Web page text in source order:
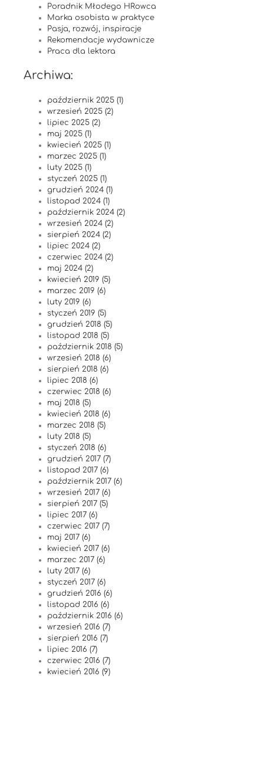
Poradnik Młodego HRowca
Marka osobista w praktyce
Pasja, rozwój, inspiracje
Rekomendacje wydawnicze
Praca dla lektora
Archiwa:
październik 2025 (1)
wrzesień 2025 (2)
lipiec 2025 (2)
maj 2025 (1)
kwiecień 2025 (1)
marzec 2025 (1)
luty 2025 (1)
styczeń 2025 (1)
grudzień 2024 (1)
listopad 2024 (1)
październik 2024 (2)
wrzesień 2024 (2)
sierpień 2024 (2)
lipiec 2024 (2)
czerwiec 2024 (2)
maj 2024 (2)
kwiecień 2019 (5)
marzec 2019 (6)
luty 2019 (6)
styczeń 2019 (5)
grudzień 2018 (5)
listopad 2018 (5)
październik 2018 (5)
wrzesień 2018 (6)
sierpień 2018 (6)
lipiec 2018 (6)
czerwiec 2018 (6)
maj 2018 (5)
kwiecień 2018 (6)
marzec 2018 (5)
luty 2018 (5)
styczeń 2018 (6)
grudzień 2017 (7)
listopad 2017 (6)
październik 2017 (6)
wrzesień 2017 (6)
sierpień 2017 (5)
lipiec 2017 (6)
czerwiec 2017 (7)
maj 2017 (6)
kwiecień 2017 (6)
marzec 2017 (6)
luty 2017 (6)
styczeń 2017 (6)
grudzień 2016 (6)
listopad 2016 (6)
październik 2016 (6)
wrzesień 2016 (7)
sierpień 2016 (7)
lipiec 2016 (7)
czerwiec 2016 (7)
kwiecień 2016 (9)